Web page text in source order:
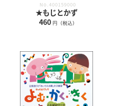
No.400159000
★もじとかず
460 円（税込）